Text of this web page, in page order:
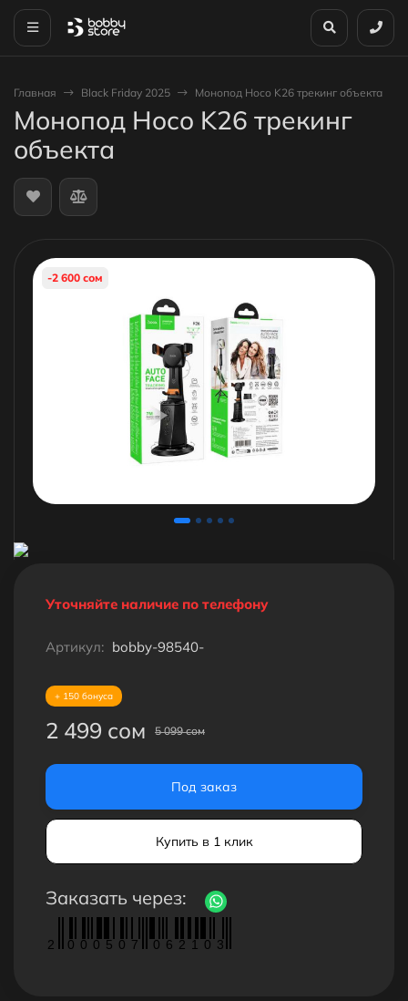
Главная Black Friday 2025 Монопод Hoco K26 трекинг объекта
Монопод Hoco K26 трекинг
объекта
-2 600 сом
Уточняйте наличие по телефону
Артикул: bobby-98540-
+ 150 бонуса
2 499 сом 5 099 сом
Под заказ
Купить в 1 клик
Заказать через:
2 0 0 0 5 0 7 0 6 2 1 0 3